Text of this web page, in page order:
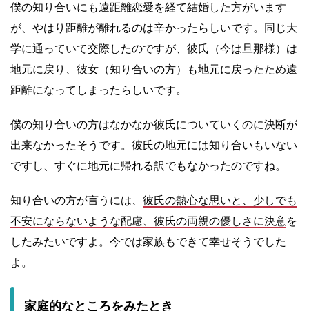
僕の知り合いにも遠距離恋愛を経て結婚した方がいます
が、やはり距離が離れるのは辛かったらしいです。同じ大
学に通っていて交際したのですが、彼氏（今は旦那様）は
地元に戻り、彼女（知り合いの方）も地元に戻ったため遠
距離になってしまったらしいです。
僕の知り合いの方はなかなか彼氏についていくのに決断が
出来なかったそうです。彼氏の地元には知り合いもいない
ですし、すぐに地元に帰れる訳でもなかったのですね。
知り合いの方が言うには、 彼氏の熱心な思いと、少しでも
不安にならないような配慮、彼氏の両親の優しさに決意を
したみたいですよ。今では家族もできて幸せそうでした
よ。
家庭的なところをみたとき